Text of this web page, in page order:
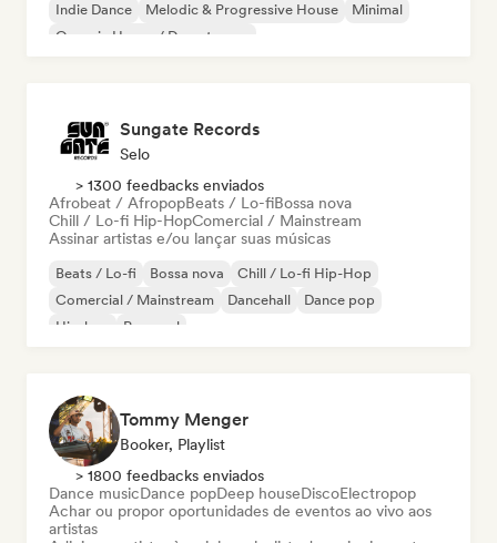
Indie Dance
Melodic & Progressive House
Minimal
Organic House / Downtempo
Sungate Records
Selo
> 1300 feedbacks enviados
Afrobeat / AfropopBeats / Lo-fiBossa nova
Chill / Lo-fi Hip-HopComercial / Mainstream
Assinar artistas e/ou lançar suas músicas
Beats / Lo-fi Bossa nova
Chill / Lo-fi Hip-Hop
Comercial / Mainstream
Dancehall
Dance pop
Hip-hop
Pop soul
Tommy Menger
Booker, Playlist
> 1800 feedbacks enviados
Dance musicDance popDeep houseDiscoElectropop
Achar ou propor oportunidades de eventos ao vivo aos
artistas